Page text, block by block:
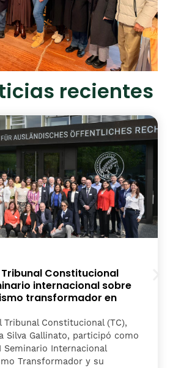
recientes
Constitucional
internacional sobre
transformador en
Tribunal Constitucional (TC),
Silva Gallinato, participó como
Seminario Internacional
Transformador y su